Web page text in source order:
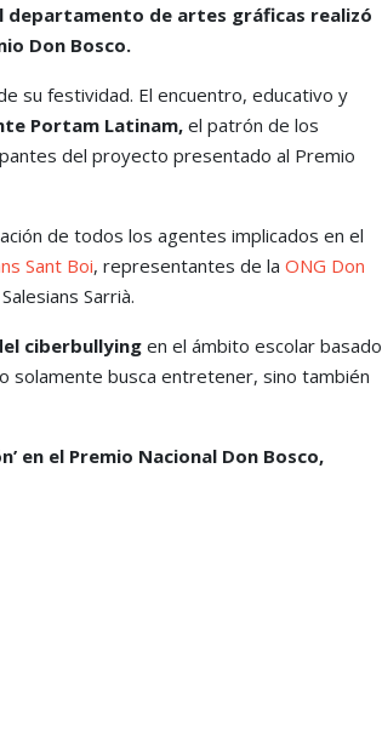
departamento de artes gráficas realizó
Don Bosco.
su festividad. El encuentro, educativo y
Portam Latinam, el patrón de los
del proyecto presentado al Premio
de todos los agentes implicados en el
Sant Boi, representantes de la ONG Don
Sarrià.
ciberbullying en el ámbito escolar basado
solamente busca entretener, sino también
en el Premio Nacional Don Bosco,